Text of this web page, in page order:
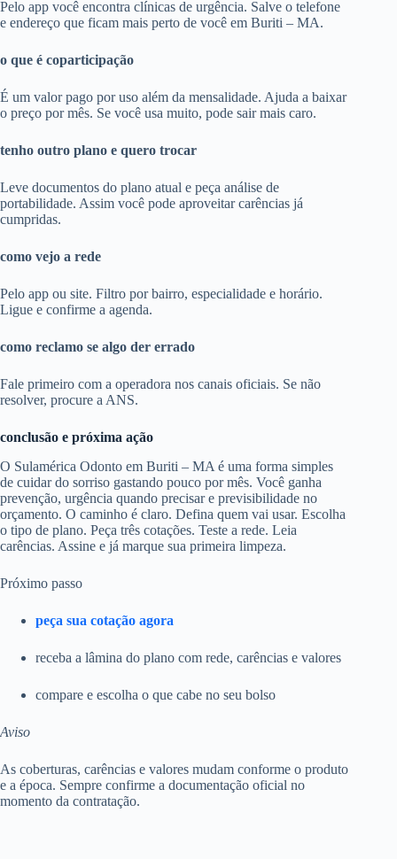
Pelo app você encontra clínicas de urgência. Salve o telefone
e endereço que ficam mais perto de você em Buriti – MA.
o que é coparticipação
É um valor pago por uso além da mensalidade. Ajuda a baixar
o preço por mês. Se você usa muito, pode sair mais caro.
tenho outro plano e quero trocar
Leve documentos do plano atual e peça análise de
portabilidade. Assim você pode aproveitar carências já
cumpridas.
como vejo a rede
Pelo app ou site. Filtro por bairro, especialidade e horário.
Ligue e confirme a agenda.
como reclamo se algo der errado
Fale primeiro com a operadora nos canais oficiais. Se não
resolver, procure a ANS.
conclusão e próxima ação
O Sulamérica Odonto em Buriti – MA é uma forma simples
de cuidar do sorriso gastando pouco por mês. Você ganha
prevenção, urgência quando precisar e previsibilidade no
orçamento. O caminho é claro. Defina quem vai usar. Escolha
o tipo de plano. Peça três cotações. Teste a rede. Leia
carências. Assine e já marque sua primeira limpeza.
Próximo passo
peça sua cotação agora
receba a lâmina do plano com rede, carências e valores
compare e escolha o que cabe no seu bolso
Aviso
As coberturas, carências e valores mudam conforme o produto
e a época. Sempre confirme a documentação oficial no
momento da contratação.